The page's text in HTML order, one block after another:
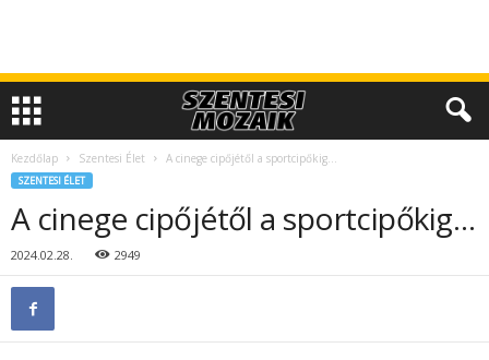
Kezdőlap Szentesi Élet A cinege cipőjétől a sportcipőkig…
SZENTESI ÉLET
A cinege cipőjétől a sportcipőkig…
2024.02.28. 2949